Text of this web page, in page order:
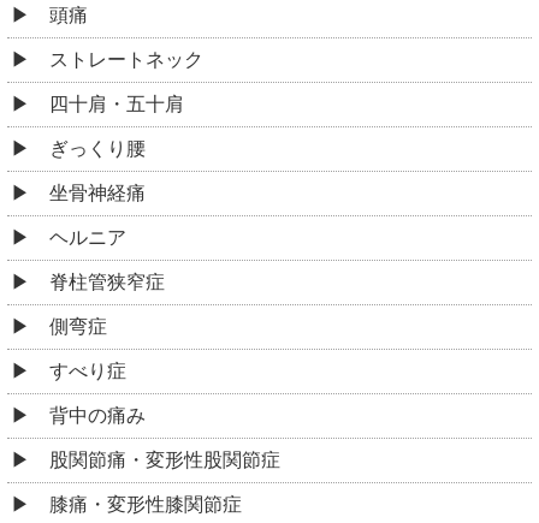
頭痛
ストレートネック
四十肩・五十肩
ぎっくり腰
坐骨神経痛
ヘルニア
脊柱管狭窄症
側弯症
すべり症
背中の痛み
股関節痛・変形性股関節症
膝痛・変形性膝関節症